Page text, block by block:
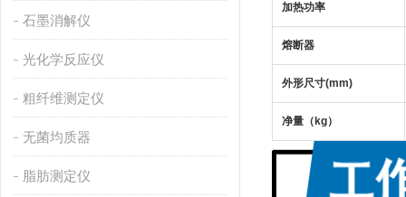
石墨消解仪
光化学反应仪
粗纤维测定仪
无菌均质器
脂肪测定仪
加热功率
熔断器
外形尺寸(mm)
净量（kg）